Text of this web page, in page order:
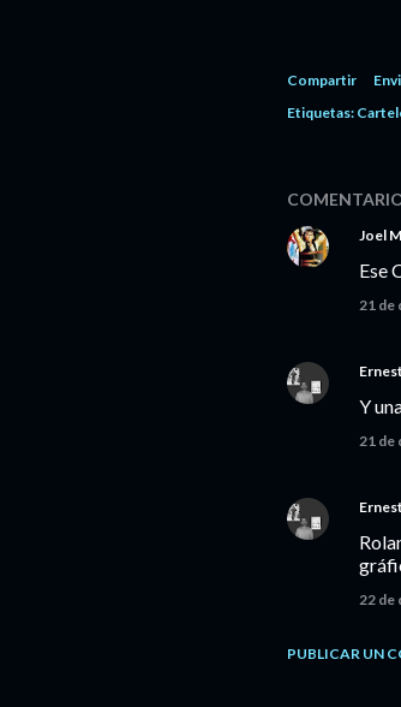
Compartir
Etiquetas:
Joel
Ese
21 de
Y
21 de
22 de
PUBLICAR UN